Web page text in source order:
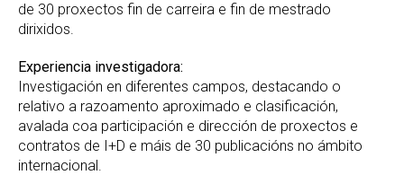
de 30 proxectos fin de carreira e fin de mestrado
dirixidos.
Experiencia investigadora:
Investigación en diferentes campos, destacando o
relativo a razoamento aproximado e clasificación,
avalada coa participación e dirección de proxectos e
contratos de I+D e máis de 30 publicacións no ámbito
internacional.